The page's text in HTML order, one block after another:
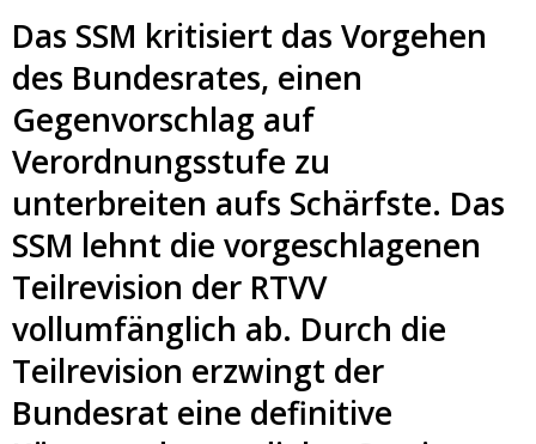
Das SSM kritisiert das Vorgehen
des Bundesrates, einen
Gegenvorschlag auf
Verordnungsstufe zu
unterbreiten aufs Schärfste. Das
SSM lehnt die vorgeschlagenen
Teilrevision der RTVV
vollumfänglich ab. Durch die
Teilrevision erzwingt der
Bundesrat eine definitive